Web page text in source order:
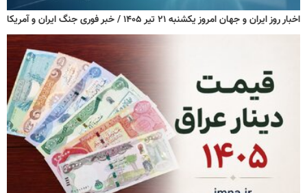
اخبار روز ایران و جهان امروز یکشنبه ۲۱ تیر ۱۴۰۵ / خبر فوری جنگ ایران و آمریکا